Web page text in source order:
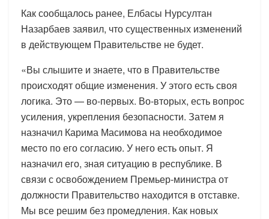
Как сообщалось ранее, Елбасы Нурсултан
Назарбаев заявил, что существенных изменений
в действующем Правительстве не будет.
«Вы слышите и знаете, что в Правительстве
происходят общие изменения. У этого есть своя
логика. Это — во-первых. Во-вторых, есть вопрос
усиления, укрепления безопасности. Затем я
назначил Карима Масимова на необходимое
место по его согласию. У него есть опыт. Я
назначил его, зная ситуацию в республике. В
связи с освобождением Премьер-министра от
должности Правительство находится в отставке.
Мы все решим без промедления. Как новых